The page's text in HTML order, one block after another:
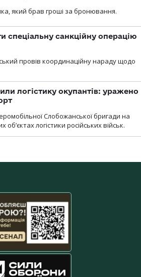
який брав гроші за бронювання.
спеціальну санкційну операцію
провів координаційну нараду щодо
логістику окупантів: уражено
Слобожанської бригади на
логістики російських військ.